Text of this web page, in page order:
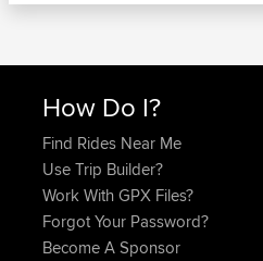
How Do I?
Find Rides Near Me
Use Trip Builder?
Work With GPX Files?
Forgot Your Password?
Become A Sponsor